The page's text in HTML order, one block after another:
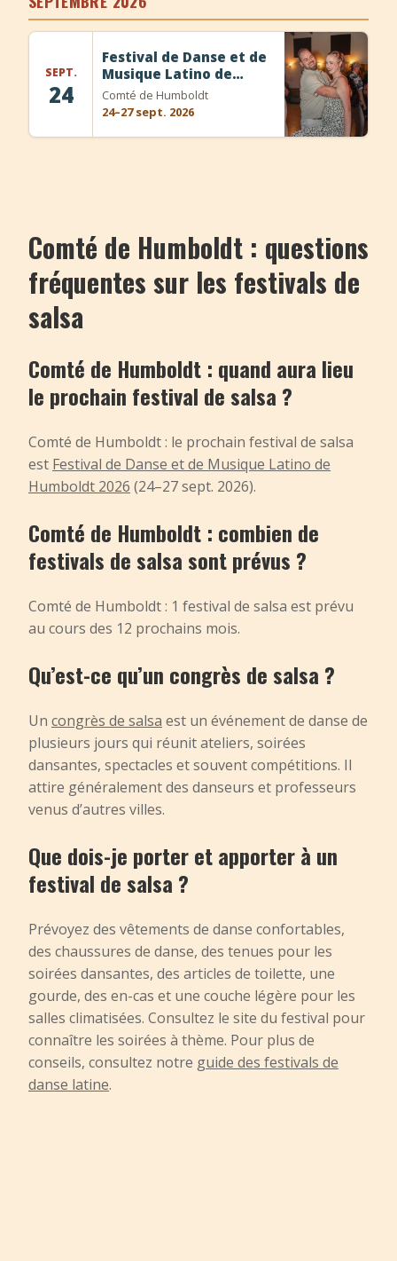
Ajouter un événement
SEPT.
24
Festival de Danse et de
Musique Latino de
Humboldt 2026
Comté de Humboldt
24–27 sept. 2026
Comté de Humboldt : questions
fréquentes sur les festivals de
salsa
Comté de Humboldt : quand aura lieu
le prochain festival de salsa ?
Comté de Humboldt : le prochain festival de salsa
est Festival de Danse et de Musique Latino de
Humboldt 2026 (24–27 sept. 2026).
Comté de Humboldt : combien de
festivals de salsa sont prévus ?
Comté de Humboldt : 1 festival de salsa est prévu
au cours des 12 prochains mois.
Qu’est-ce qu’un congrès de salsa ?
Un congrès de salsa est un événement de danse de
plusieurs jours qui réunit ateliers, soirées
dansantes, spectacles et souvent compétitions. Il
attire généralement des danseurs et professeurs
venus d’autres villes.
Que dois-je porter et apporter à un
festival de salsa ?
Prévoyez des vêtements de danse confortables,
des chaussures de danse, des tenues pour les
soirées dansantes, des articles de toilette, une
gourde, des en-cas et une couche légère pour les
salles climatisées. Consultez le site du festival pour
connaître les soirées à thème. Pour plus de
conseils, consultez notre guide des festivals de
danse latine.